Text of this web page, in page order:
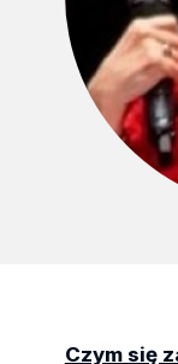
Czym się